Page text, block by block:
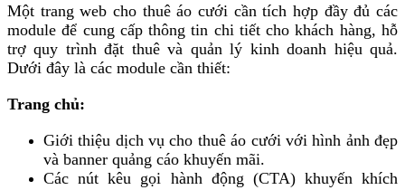
Một trang web cho thuê áo cưới cần tích hợp đầy đủ các
module để cung cấp thông tin chi tiết cho khách hàng, hỗ
trợ quy trình đặt thuê và quản lý kinh doanh hiệu quả.
Dưới đây là các module cần thiết:
Trang chủ:
Giới thiệu dịch vụ cho thuê áo cưới với hình ảnh đẹp
và banner quảng cáo khuyến mãi.
Các nút kêu gọi hành động (CTA) khuyến khích